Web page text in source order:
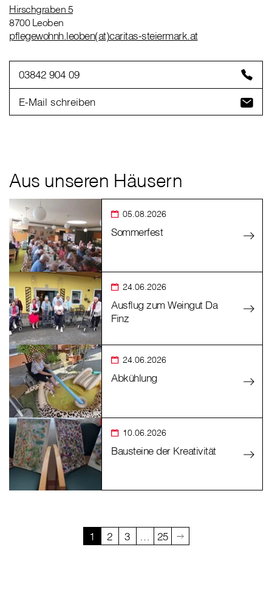
Hirschgraben 5
8700 Leoben
pflegewohnh.leoben(at)caritas-steiermark.at
03842 904 09
E-Mail schreiben
Aus unseren Häusern
05.08.2026
Sommerfest
24.06.2026
Ausflug zum Weingut Da
Finz
24.06.2026
Abkühlung
10.06.2026
Bausteine der Kreativität
1 2 3 … 25